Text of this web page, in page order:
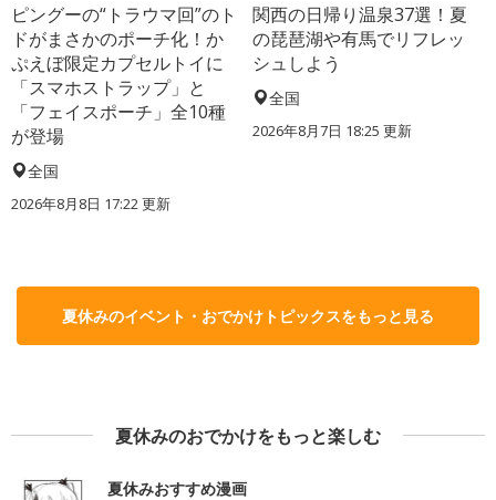
ピングーの“トラウマ回”のト
ドがまさかのポーチ化！か
ぷえぼ限定カプセルトイに
「スマホストラップ」と
「フェイスポーチ」全10種
が登場
全国
2026年8月8日 17:22更新
関西の日帰り温泉37選！夏
の琵琶湖や有馬でリフレッ
シュしよう
全国
2026年8月7日 18:25 更新
夏休みのイベント・おでかけトピックスをもっと見る
夏休みのおでかけをもっと楽しむ
夏休みおすすめ漫画